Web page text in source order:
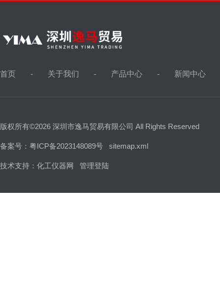
首页 关于我们 产品中心 新闻中心
版权所有©2026 深圳市逸马贸易有限公司 All Rights Reserved
备案号：粤ICP备2023148089号 sitemap.xml
技术支持： 化工仪器网 管理登陆